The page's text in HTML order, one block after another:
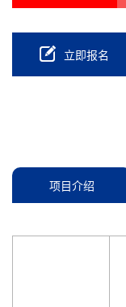
立即报名
项目介绍